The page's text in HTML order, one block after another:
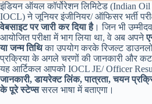
इंडियन ऑयल कॉर्पोरेशन लिमिटेड (Indian
IOCL) ने जूनियर इंजीनियर/ ऑफिसर भर्ती
वेबसाइट पर जारी कर दिया है। जिन भी
आयोजित परीक्षा में भाग लिया था, वे अब अपने
या जन्म तिथिका उपयोग करके रिजल्ट
प्रक्रिया के अगले चरणों की जानकारी और
यह आर्टिकल आपको IOCL JE/ Officer
जानकारी, डायरेक्ट लिंक, पात्रता, चयन
के पूरे स्टेप्ससरल भाषा में बताएगा।